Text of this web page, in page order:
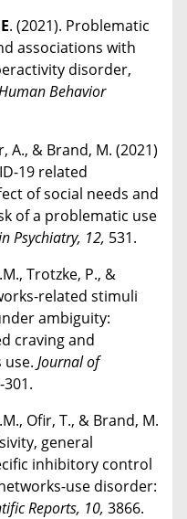
. (2021). Problematic
associations with
disorder,
Behavior
A., & Brand, M. (2021)
19 related
of social needs and
of a problematic use
Psychiatry, 12, 531.
Trotzke, P., &
related stimuli
ambiguity:
craving and
Journal of
301.
Ofir, T., & Brand, M.
general
inhibitory control
use disorder:
Reports, 10, 3866.